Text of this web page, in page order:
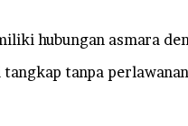
hubungan asmara
tanpa